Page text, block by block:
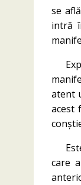
se
intră
atent
acest
care